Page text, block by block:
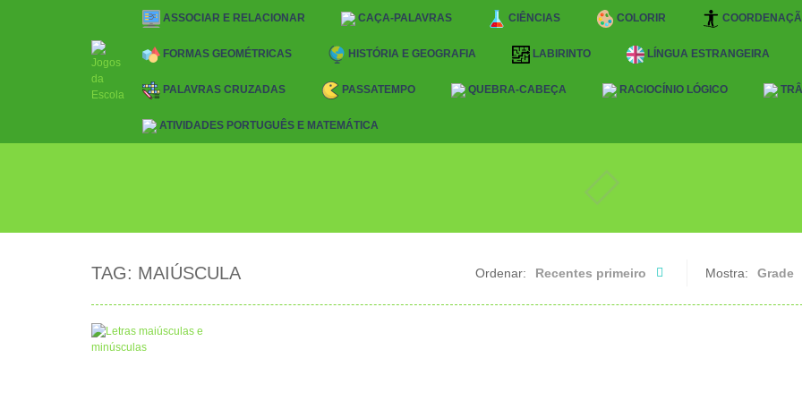
ASSOCIAR E RELACIONAR CAÇA-PALAVRAS CIÊNCIAS COLORIR
FORMAS GEOMÉTRICAS HISTÓRIA E GEOGRAFIA LABIRINTO LÍNGUA ESTRANGEIRA
PALAVRAS CRUZADAS PASSATEMPO QUEBRA-CABEÇA RACIOCÍNIO LÓGICO
ATIVIDADES PORTUGUÊS E MATEMÁTICA
TAG: MAIÚSCULA Mostra: Grade
Ordenar: Recentes primeiro